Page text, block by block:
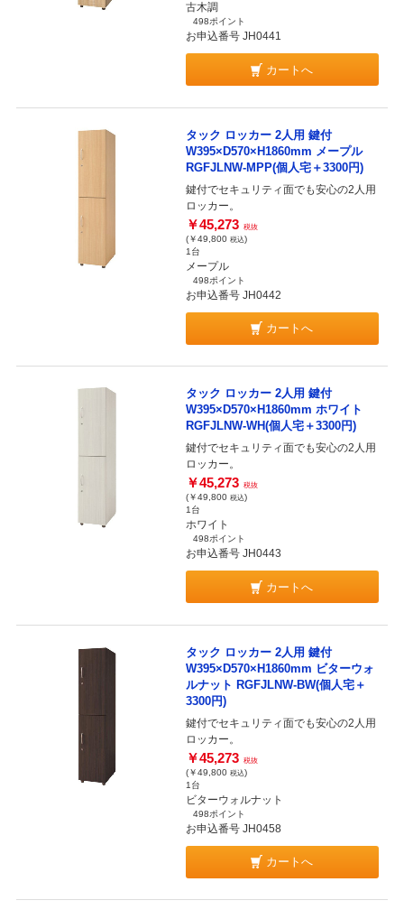
古木調
498ポイント
お申込番号 JH0441
カートへ
タック ロッカー 2人用 鍵付
W395×D570×H1860mm メープル
RGFJLNW-MPP(個人宅＋3300円)
鍵付でセキュリティ面でも安心の2人用
ロッカー。
￥45,273 税抜
(￥49,800 税込)
1台
メープル
498ポイント
お申込番号 JH0442
カートへ
タック ロッカー 2人用 鍵付
W395×D570×H1860mm ホワイト
RGFJLNW-WH(個人宅＋3300円)
鍵付でセキュリティ面でも安心の2人用
ロッカー。
￥45,273 税抜
(￥49,800 税込)
1台
ホワイト
498ポイント
お申込番号 JH0443
カートへ
タック ロッカー 2人用 鍵付
W395×D570×H1860mm ビターウォ
ルナット RGFJLNW-BW(個人宅＋
3300円)
鍵付でセキュリティ面でも安心の2人用
ロッカー。
￥45,273 税抜
(￥49,800 税込)
1台
ビターウォルナット
498ポイント
お申込番号 JH0458
カートへ